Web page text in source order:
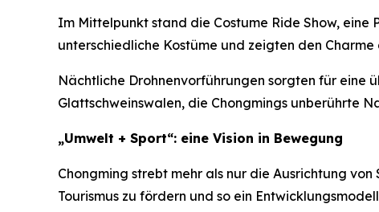
Im Mittelpunkt stand die Costume Ride Show,
unterschiedliche Kostüme und zeigten den
Nächtliche Drohnenvorführungen sorgten für eine
Glattschweinswalen, die Chongmings unberührte
„Umwelt + Sport“: eine Vision in Bewegung
Chongming strebt mehr als nur die Ausrichtung
Tourismus zu fördern und so ein